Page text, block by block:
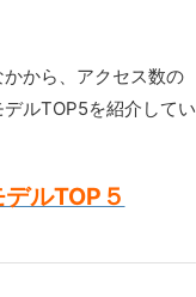
から、アクセス数の
ルTOP5を紹介してい
ルTOP５